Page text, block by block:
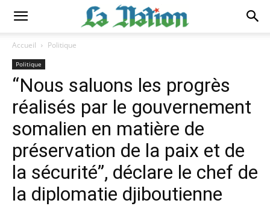
Accueil Politique
Politique
“Nous saluons les progrès
réalisés par le gouvernement
somalien en matière de
préservation de la paix et de
la sécurité”, déclare le chef de
la diplomatie djiboutienne